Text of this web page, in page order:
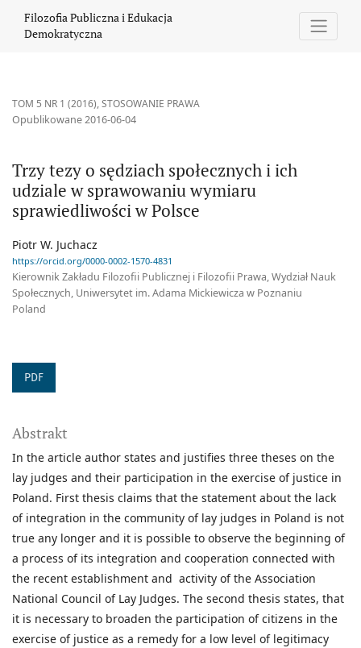
Filozofia Publiczna i Edukacja
Demokratyczna
TOM 5 NR 1 (2016),STOSOWANIE PRAWA
Trzy tezy o sędziach społecznych i ich
udziale w sprawowaniu wymiaru
sprawiedliwości w Polsce
Opublikowane 2016-06-04
Piotr W. Juchacz
https://orcid.org/0000-0002-1570-4831
Kierownik Zakładu Filozofii Publicznej i Filozofii Prawa, Wydział Nauk
Społecznych, Uniwersytet im. Adama Mickiewicza w Poznaniu
Poland
PDF
Abstrakt
In the article author states and justifies three theses on the
lay judges and their participation in the exercise of justice in
Poland. First thesis claims that the statement about the lack
of integration in the community of lay judges in Poland is not
true any longer and it is possible to observe the beginning of
a process of its integration and cooperation connected with
the recent establishment and activity of the Association
National Council of Lay Judges. The second thesis states, that
it is necessary to broaden the participation of citizens in the
exercise of justice as a remedy for a low level of legitimacy